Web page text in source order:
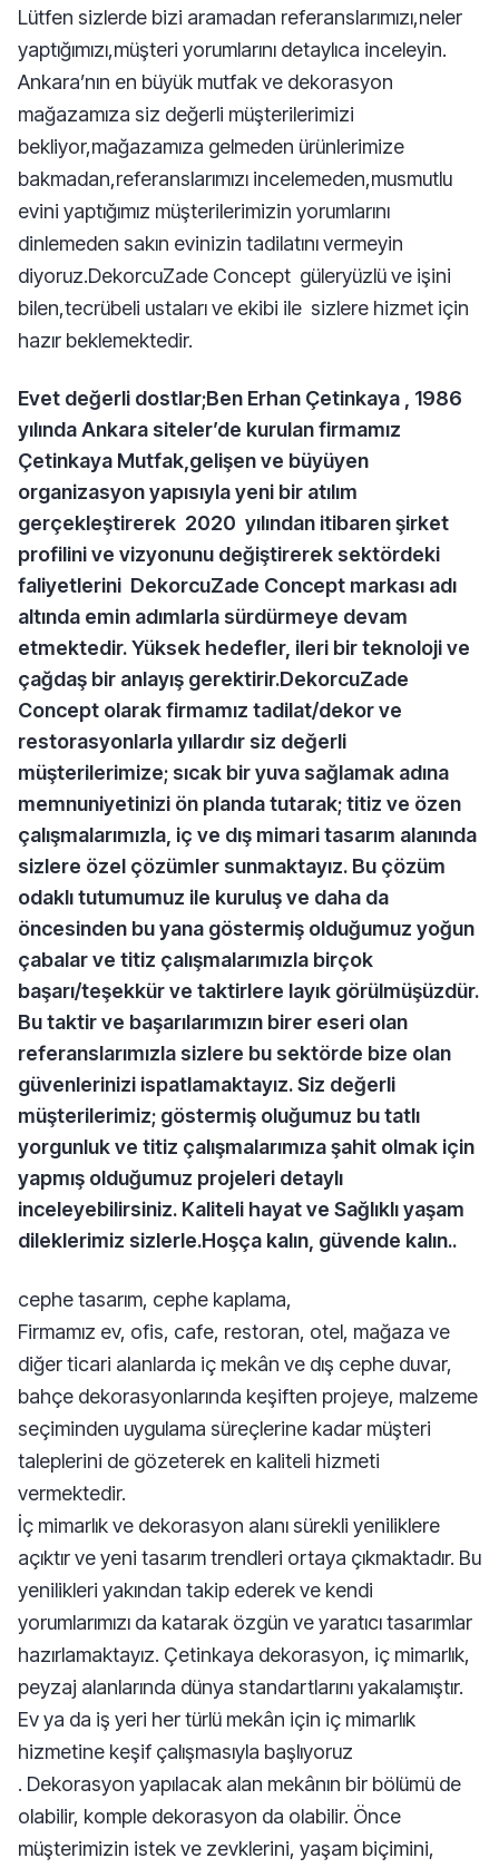
Lütfen sizlerde bizi aramadan referanslarımızı,neler
yaptığımızı,müşteri yorumlarını detaylıca inceleyin.
Ankara’nın en büyük mutfak ve dekorasyon
mağazamıza siz değerli müşterilerimizi
bekliyor,mağazamıza gelmeden ürünlerimize
bakmadan,referanslarımızı incelemeden,musmutlu
evini yaptığımız müşterilerimizin yorumlarını
dinlemeden sakın evinizin tadilatını vermeyin
diyoruz.DekorcuZade Concept güleryüzlü ve işini
bilen,tecrübeli ustaları ve ekibi ile sizlere hizmet için
hazır beklemektedir.
Evet değerli dostlar;Ben Erhan Çetinkaya , 1986
yılında Ankara siteler’de kurulan firmamız
Çetinkaya Mutfak,gelişen ve büyüyen
organizasyon yapısıyla yeni bir atılım
gerçekleştirerek 2020 yılından itibaren şirket
profilini ve vizyonunu değiştirerek sektördeki
faliyetlerini DekorcuZade Concept markası adı
altında emin adımlarla sürdürmeye devam
etmektedir. Yüksek hedefler, ileri bir teknoloji ve
çağdaş bir anlayış gerektirir.DekorcuZade
Concept olarak firmamız tadilat/dekor ve
restorasyonlarla yıllardır siz değerli
müşterilerimize; sıcak bir yuva sağlamak adına
memnuniyetinizi ön planda tutarak; titiz ve özen
çalışmalarımızla, iç ve dış mimari tasarım alanında
sizlere özel çözümler sunmaktayız. Bu çözüm
odaklı tutumumuz ile kuruluş ve daha da
öncesinden bu yana göstermiş olduğumuz yoğun
çabalar ve titiz çalışmalarımızla birçok
başarı/teşekkür ve taktirlere layık görülmüşüzdür.
Bu taktir ve başarılarımızın birer eseri olan
referanslarımızla sizlere bu sektörde bize olan
güvenlerinizi ispatlamaktayız. Siz değerli
müşterilerimiz; göstermiş oluğumuz bu tatlı
yorgunluk ve titiz çalışmalarımıza şahit olmak için
yapmış olduğumuz projeleri detaylı
inceleyebilirsiniz. Kaliteli hayat ve Sağlıklı yaşam
dileklerimiz sizlerle.Hoşça kalın, güvende kalın..
cephe tasarım, cephe kaplama,
Firmamız ev, ofis, cafe, restoran, otel, mağaza ve
diğer ticari alanlarda iç mekân ve dış cephe duvar,
bahçe dekorasyonlarında keşiften projeye, malzeme
seçiminden uygulama süreçlerine kadar müşteri
taleplerini de gözeterek en kaliteli hizmeti
vermektedir.
İç mimarlık ve dekorasyon alanı sürekli yeniliklere
açıktır ve yeni tasarım trendleri ortaya çıkmaktadır. Bu
yenilikleri yakından takip ederek ve kendi
yorumlarımızı da katarak özgün ve yaratıcı tasarımlar
hazırlamaktayız. Çetinkaya dekorasyon, iç mimarlık,
peyzaj alanlarında dünya standartlarını yakalamıştır.
Ev ya da iş yeri her türlü mekân için iç mimarlık
hizmetine keşif çalışmasıyla başlıyoruz
. Dekorasyon yapılacak alan mekânın bir bölümü de
olabilir, komple dekorasyon da olabilir. Önce
müşterimizin istek ve zevklerini, yaşam biçimini,